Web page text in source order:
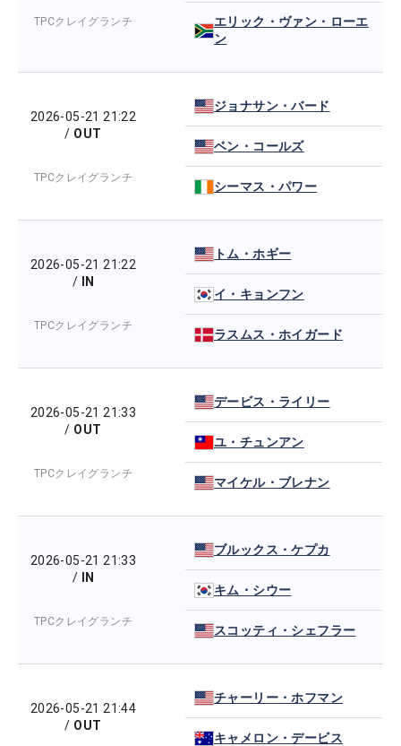
TPCクレイグランチ
エリック・ヴァン・ローエ
ン
2026-05-21 21:22
/ OUT
TPCクレイグランチ
ジョナサン・バード
ベン・コールズ
シーマス・パワー
2026-05-21 21:22
/
IN
TPCクレイグランチ
トム・ホギー
イ・キョンフン
ラスムス・ホイガード
2026-05-21 21:33
/ OUT
TPCクレイグランチ
デービス・ライリー
ユ・チュンアン
マイケル・ブレナン
2026-05-21 21:33
/
IN
TPCクレイグランチ
ブルックス・ケプカ
キム・シウー
スコッティ・シェフラー
2026-05-21 21:44
/ OUT
チャーリー・ホフマン
キャメロン・デービス